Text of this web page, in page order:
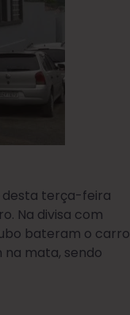
desta terça-feira
Na divisa com
bateram o carro
mata, sendo